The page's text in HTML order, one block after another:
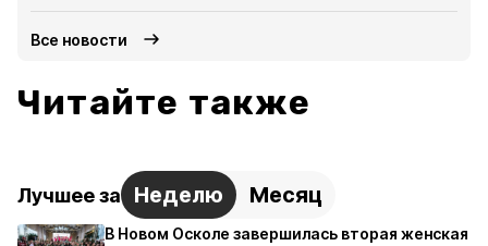
Все новости
Читайте также
Лучшее за Неделю Месяц
В Новом Осколе завершилась вторая женская